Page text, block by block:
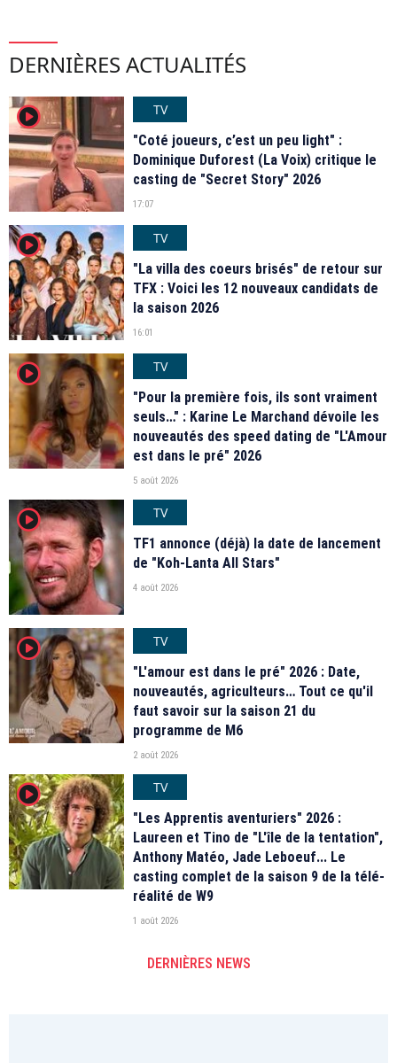
DERNIÈRES ACTUALITÉS
player2
TV
"Coté joueurs, c’est un peu light" :
Dominique Duforest (La Voix) critique le
casting de "Secret Story" 2026
17:07
player2
TV
"La villa des coeurs brisés" de retour sur
TFX : Voici les 12 nouveaux candidats de
la saison 2026
16:01
player2
TV
"Pour la première fois, ils sont vraiment
seuls…" : Karine Le Marchand dévoile les
nouveautés des speed dating de "L'Amour
est dans le pré" 2026
5 août 2026
player2
TV
TF1 annonce (déjà) la date de lancement
de "Koh-Lanta All Stars"
4 août 2026
player2
TV
"L'amour est dans le pré" 2026 : Date,
nouveautés, agriculteurs… Tout ce qu'il
faut savoir sur la saison 21 du
programme de M6
2 août 2026
player2
TV
"Les Apprentis aventuriers" 2026 :
Laureen et Tino de "L'île de la tentation",
Anthony Matéo, Jade Leboeuf... Le
casting complet de la saison 9 de la télé-
réalité de W9
1 août 2026
DERNIÈRES NEWS